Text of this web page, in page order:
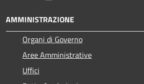
AMMINISTRAZIONE
Organi di Governo
Aree Amministrative
Uffici